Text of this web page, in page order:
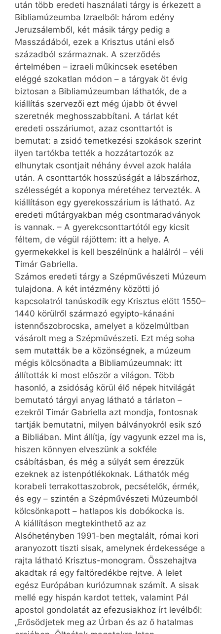
után több eredeti használati tárgy is érkezett a
Bibliamúzeumba Izraelből: három edény
Jeruzsálemből, két másik tárgy pedig a
Masszádából, ezek a Krisztus utáni első
századból származnak. A szerződés
értelmében – izraeli műkincsek esetében
eléggé szokatlan módon – a tárgyak öt évig
biztosan a Bibliamúzeumban láthatók, de a
kiállítás szervezői ezt még újabb öt évvel
szeretnék meghosszabbítani. A tárlat két
eredeti osszáriumot, azaz csonttartót is
bemutat: a zsidó temetkezési szokások szerint
ilyen tartókba tették a hozzátartozók az
elhunytak csontjait néhány évvel azok halála
után. A csonttartók hosszúságát a lábszárhoz,
szélességét a koponya méretéhez tervezték. A
kiállításon egy gyerekosszárium is látható. Az
eredeti műtárgyakban még csontmaradványok
is vannak. – A gyerekcsonttartótól egy kicsit
féltem, de végül rájöttem: itt a helye. A
gyermekekkel is kell beszélnünk a halálról – véli
Timár Gabriella.
Számos eredeti tárgy a Szépművészeti Múzeum
tulajdona. A két intézmény közötti jó
kapcsolatról tanúskodik egy Krisztus előtt 1550–
1440 körülről származó egyipto-kánaáni
istennőszobrocska, amelyet a közelmúltban
vásárolt meg a Szépművészeti. Ezt még soha
sem mutatták be a közönségnek, a múzeum
mégis kölcsönadta a Bibliamúzeumnak: itt
állították ki most először a világon. Több
hasonló, a zsidóság körül élő népek hitvilágát
bemutató tárgyi anyag látható a tárlaton –
ezekről Timár Gabriella azt mondja, fontosnak
tartják bemutatni, milyen bálványokról esik szó
a Bibliában. Mint állítja, így vagyunk ezzel ma is,
hiszen könnyen elveszünk a sokféle
csábításban, és még a súlyát sem érezzük
ezeknek az istenpótlékoknak. Láthatók még
korabeli terrakottaszobrok, pecsételők, érmék,
és egy – szintén a Szépművészeti Múzeumból
kölcsönkapott – hatlapos kis dobókocka is.
A kiállításon megtekinthető az az
Alsóhetényben 1991-ben megtalált, római kori
aranyozott tiszti sisak, amelynek érdekessége a
rajta látható Krisztus-monogram. Összehajtva
akadtak rá egy faltöredékbe rejtve. A lelet
egész Európában kuriózumnak számít. A sisak
mellé egy hispán kardot tettek, valamint Pál
apostol gondolatát az efezusiakhoz írt levélből:
„Erősödjetek meg az Úrban és az ő hatalmas